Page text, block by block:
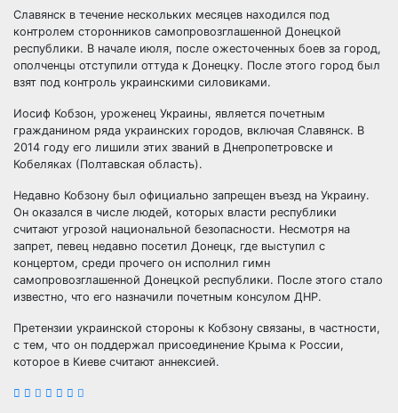
Славянск в течение нескольких месяцев находился под
контролем сторонников самопровозглашенной Донецкой
республики. В начале июля, после ожесточенных боев за город,
ополченцы отступили оттуда к Донецку. После этого город был
взят под контроль украинскими силовиками.
Иосиф Кобзон, уроженец Украины, является почетным
гражданином ряда украинских городов, включая Славянск. В
2014 году его лишили этих званий в Днепропетровске и
Кобеляках (Полтавская область).
Недавно Кобзону был официально запрещен въезд на Украину.
Он оказался в числе людей, которых власти республики
считают угрозой национальной безопасности. Несмотря на
запрет, певец недавно посетил Донецк, где выступил с
концертом, среди прочего он исполнил гимн
самопровозглашенной Донецкой республики. После этого стало
известно, что его назначили почетным консулом ДНР.
Претензии украинской стороны к Кобзону связаны, в частности,
с тем, что он поддержал присоединение Крыма к России,
которое в Киеве считают аннексией.